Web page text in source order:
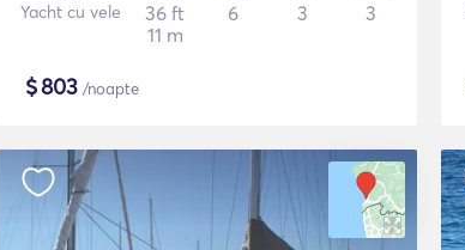
Yacht cu vele
36 ft
11 m
6 3 3
$803 /noapte